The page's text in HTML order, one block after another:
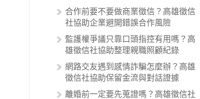
國家的人，所以沙文主義也廣泛應用
在種族歧視的說法，甚至還出現了男
性沙文…
合作前要不要做商業徵信？高雄徵信
社協助企業避開錯誤合作風險
監護權爭議只靠口頭指控有用嗎？高
雄徵信社協助整理親職照顧紀錄
網路交友遇到感情詐騙怎麼辦？高雄
徵信社協助保留金流與對話證據
離婚前一定要先蒐證嗎？高雄徵信社